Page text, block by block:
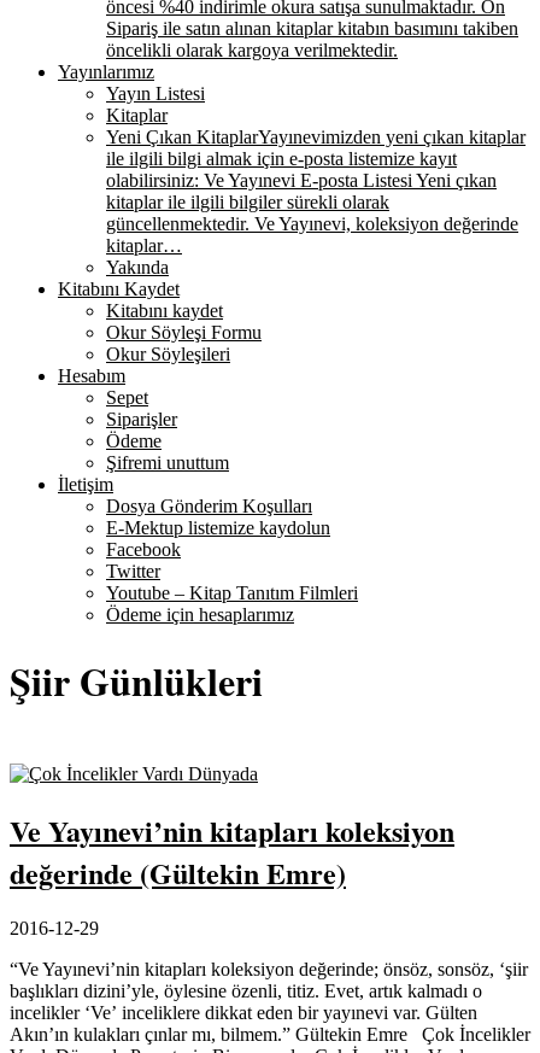
öncesi %40 indirimle okura satışa sunulmaktadır. Ön
Sipariş ile satın alınan kitaplar kitabın basımını takiben
öncelikli olarak kargoya verilmektedir.
Yayınlarımız
Yayın Listesi
Kitaplar
Yeni Çıkan KitaplarYayınevimizden yeni çıkan kitaplar
ile ilgili bilgi almak için e-posta listemize kayıt
olabilirsiniz: Ve Yayınevi E-posta Listesi Yeni çıkan
kitaplar ile ilgili bilgiler sürekli olarak
güncellenmektedir. Ve Yayınevi, koleksiyon değerinde
kitaplar…
Yakında
Kitabını Kaydet
Kitabını kaydet
Okur Söyleşi Formu
Okur Söyleşileri
Hesabım
Sepet
Siparişler
Ödeme
Şifremi unuttum
İletişim
Dosya Gönderim Koşulları
E-Mektup listemize kaydolun
Facebook
Twitter
Youtube – Kitap Tanıtım Filmleri
Ödeme için hesaplarımız
Şiir Günlükleri
Ve Yayınevi’nin kitapları koleksiyon
değerinde (Gültekin Emre)
2016-12-29
“Ve Yayınevi’nin kitapları koleksiyon değerinde; önsöz, sonsöz, ‘şiir
başlıkları dizini’yle, öylesine özenli, titiz. Evet, artık kalmadı o
incelikler ‘Ve’ inceliklere dikkat eden bir yayınevi var. Gülten
Akın’ın kulakları çınlar mı, bilmem.” Gültekin Emre Çok İncelikler